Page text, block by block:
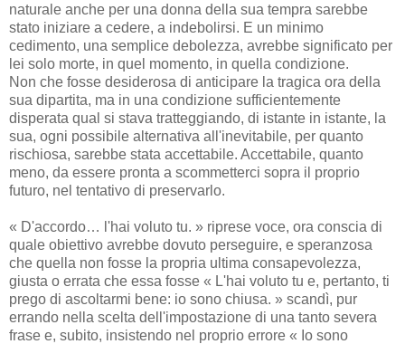
naturale anche per una donna della sua tempra sarebbe
stato iniziare a cedere, a indebolirsi. E un minimo
cedimento, una semplice debolezza, avrebbe significato per
lei solo morte, in quel momento, in quella condizione.
Non che fosse desiderosa di anticipare la tragica ora della
sua dipartita, ma in una condizione sufficientemente
disperata qual si stava tratteggiando, di istante in istante, la
sua, ogni possibile alternativa all'inevitabile, per quanto
rischiosa, sarebbe stata accettabile. Accettabile, quanto
meno, da essere pronta a scommetterci sopra il proprio
futuro, nel tentativo di preservarlo.
« D'accordo… l'hai voluto tu. » riprese voce, ora conscia di
quale obiettivo avrebbe dovuto perseguire, e speranzosa
che quella non fosse la propria ultima consapevolezza,
giusta o errata che essa fosse « L'hai voluto tu e, pertanto, ti
prego di ascoltarmi bene: io sono chiusa. » scandì, pur
errando nella scelta dell'impostazione di una tanto severa
frase e, subito, insistendo nel proprio errore « Io sono